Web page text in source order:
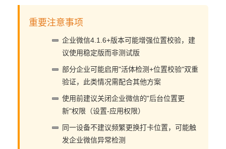
重要注意事项
企业微信4.1.6+版本可能增强位置校验，建
议使用稳定版而非测试版
部分企业可能启用"活体检测+位置校验"双重
验证，此类情况需配合其他方案
使用前建议关闭企业微信的"后台位置更
新"权限（设置-应用权限）
同一设备不建议频繁更换打卡位置，可能触
发企业微信异常检测